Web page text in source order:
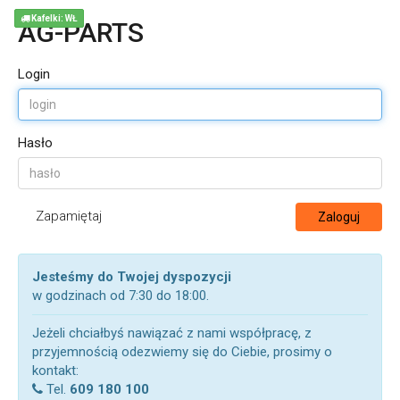
AG-PARTS
Login
Hasło
Zapamiętaj Zaloguj
Jesteśmy do Twojej dyspozycji
w godzinach od 7:30 do 18:00.
Jeżeli chciałbyś nawiązać z nami współpracę, z
przyjemnością odezwiemy się do Ciebie, prosimy o
kontakt:
Tel. 609 180 100
Kafelki: WŁ